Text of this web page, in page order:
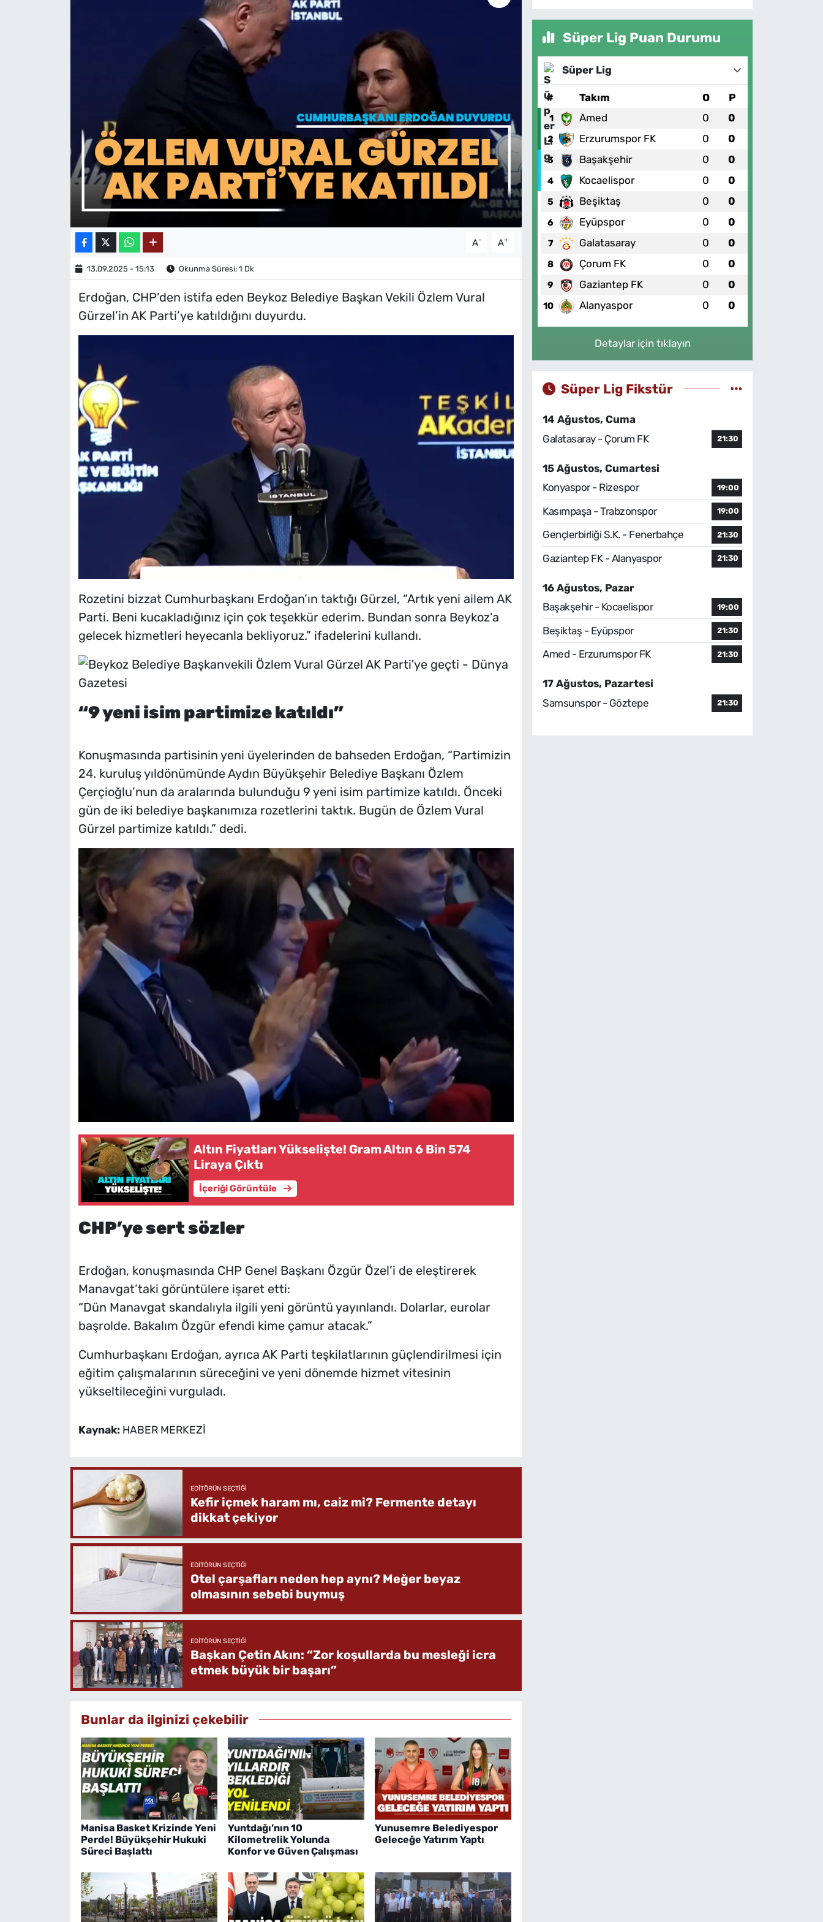
A- A+
13.09.2025 - 15:13 Okunma Süresi: 1 Dk
Erdoğan, CHP’den istifa eden Beykoz Belediye Başkan Vekili Özlem Vural
Gürzel’in AK Parti’ye katıldığını duyurdu.
Rozetini bizzat Cumhurbaşkanı Erdoğan’ın taktığı Gürzel, “Artık yeni ailem AK
Parti. Beni kucakladığınız için çok teşekkür ederim. Bundan sonra Beykoz’a
gelecek hizmetleri heyecanla bekliyoruz.” ifadelerini kullandı.
“9 yeni isim partimize katıldı”
Konuşmasında partisinin yeni üyelerinden de bahseden Erdoğan, “Partimizin
24. kuruluş yıldönümünde Aydın Büyükşehir Belediye Başkanı Özlem
Çerçioğlu’nun da aralarında bulunduğu 9 yeni isim partimize katıldı. Önceki
gün de iki belediye başkanımıza rozetlerini taktık. Bugün de Özlem Vural
Gürzel partimize katıldı.” dedi.
Altın Fiyatları Yükselişte! Gram Altın 6 Bin 574
Liraya Çıktı
İçeriği Görüntüle
CHP’ye sert sözler
Erdoğan, konuşmasında CHP Genel Başkanı Özgür Özel’i de eleştirerek
Manavgat’taki görüntülere işaret etti:
“Dün Manavgat skandalıyla ilgili yeni görüntü yayınlandı. Dolarlar, eurolar
başrolde. Bakalım Özgür efendi kime çamur atacak.”
Cumhurbaşkanı Erdoğan, ayrıca AK Parti teşkilatlarının güçlendirilmesi için
eğitim çalışmalarının süreceğini ve yeni dönemde hizmet vitesinin
yükseltileceğini vurguladı.
Kaynak: HABER MERKEZİ
EDITÖRÜN SEÇTIĞI
Kefir içmek haram mı, caiz mi? Fermente detayı
dikkat çekiyor
EDITÖRÜN SEÇTIĞI
Otel çarşafları neden hep aynı? Meğer beyaz
olmasının sebebi buymuş
EDITÖRÜN SEÇTIĞI
Başkan Çetin Akın: “Zor koşullarda bu mesleği icra
etmek büyük bir başarı”
Bunlar da ilginizi çekebilir
Manisa Basket Krizinde Yeni
Perde! Büyükşehir Hukuki
Süreci Başlattı
Yuntdağı’nın 10
Kilometrelik Yolunda
Konfor ve Güven Çalışması
Yunusemre Belediyespor
Geleceğe Yatırım Yaptı
Süper Lig Puan Durumu
Süper Lig
# Takım O P
1 Amed 0 0
2 Erzurumspor FK 0 0
3 Başakşehir 0 0
4 Kocaelispor 0 0
5 Beşiktaş 0 0
6 Eyüpspor 0 0
7 Galatasaray 0 0
8 Çorum FK 0 0
9 Gaziantep FK 0 0
10 Alanyaspor 0 0
Detaylar için tıklayın
Süper Lig Fikstür
14 Ağustos, Cuma
Galatasaray - Çorum FK
21:30
15 Ağustos, Cumartesi
Konyaspor - Rizespor
19:00
Kasımpaşa - Trabzonspor 19:00
Gençlerbirliği S.K. - Fenerbahçe 21:30
Gaziantep FK - Alanyaspor 21:30
16 Ağustos, Pazar
Başakşehir - Kocaelispor
19:00
Beşiktaş - Eyüpspor 21:30
Amed - Erzurumspor FK 21:30
17 Ağustos, Pazartesi
Samsunspor - Göztepe
21:30